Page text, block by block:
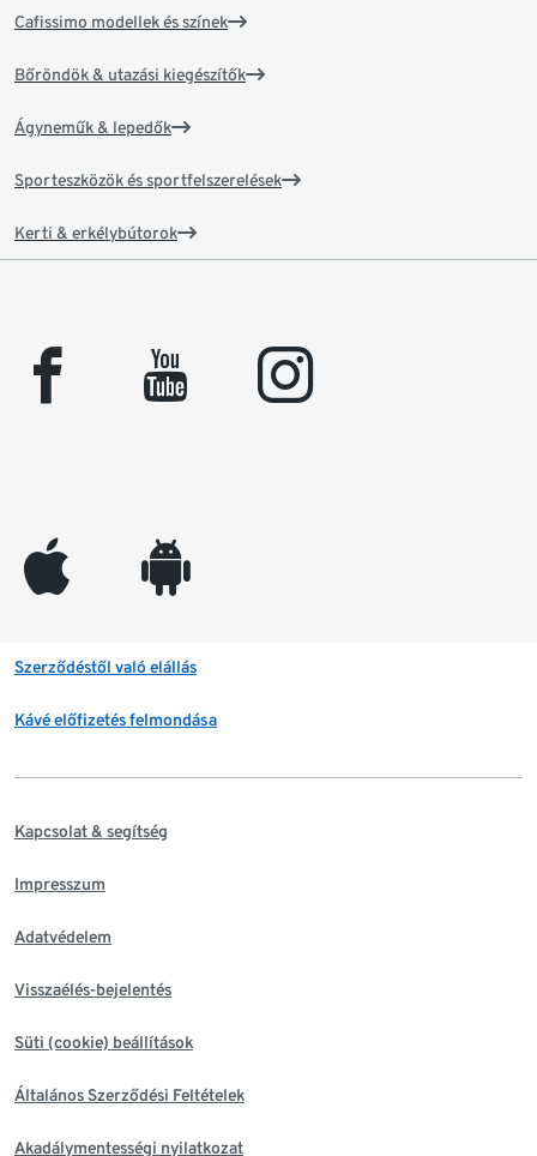
Cafissimo modellek és színek
Bőröndök & utazási kiegészítők
Ágyneműk & lepedők
Sporteszközök és sportfelszerelések
Kerti & erkélybútorok
facebook youtube instagram
appleinc android
Szerződéstől való elállás
Kávé előfizetés felmondása
Kapcsolat & segítség
Impresszum
Adatvédelem
Visszaélés-bejelentés
Süti (cookie) beállítások
Általános Szerződési Feltételek
Akadálymentességi nyilatkozat